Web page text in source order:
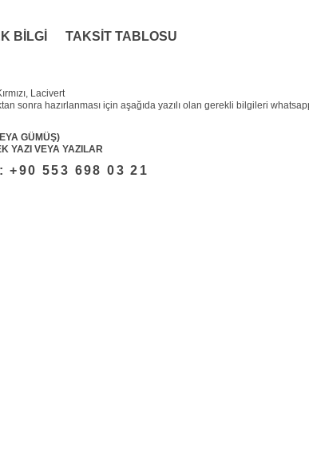
BILGI TAKSIT TABLOSU
Lacivert
sonra hazırlanması için aşağıda yazılı olan gerekli bilgileri
GÜMÜŞ)
YAZI VEYA YAZILAR
+90 553 698 03 21